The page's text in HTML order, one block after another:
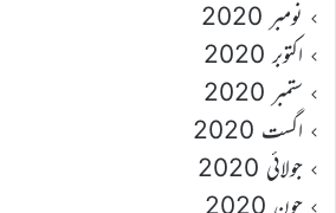
نومبر 2020
اکتوبر 2020
ستمبر 2020
اگست 2020
جولائی 2020
جون 2020